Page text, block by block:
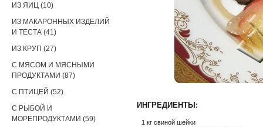
ИНГРЕДИЕНТЫ:
1 кг свиной шейки
ИЗ ЯИЦ (10)
ИЗ МАКАРОННЫХ ИЗДЕЛИЙ
И ТЕСТА (41)
ИЗ КРУП (27)
С МЯСОМ И МЯСНЫМИ
ПРОДУКТАМИ (87)
С ПТИЦЕЙ (52)
С РЫБОЙ И
МОРЕПРОДУКТАМИ (59)